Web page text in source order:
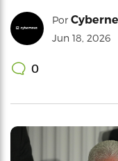
Por
Jun 18, 2026
0